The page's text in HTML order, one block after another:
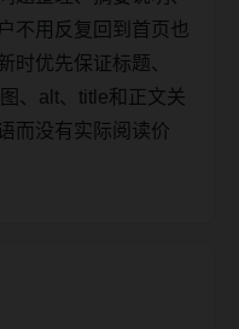
不用反复回到首页也
时优先保证标题、
、alt、title和正文关
而没有实际阅读价